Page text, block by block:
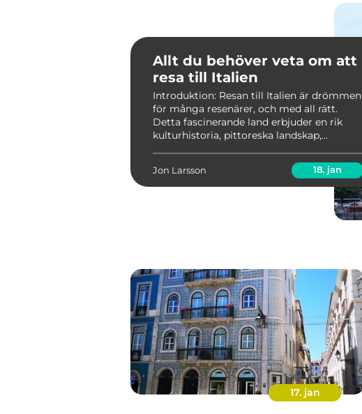
Allt du behöver veta om att
resa till Italien
Introduktion: Resan till Italien är drömmen
för många resenärer, och med all rätt.
Detta fascinerande land erbjuder en rik
kulturhistoria, pittoreska landskap,
atmosfär. I denna artikel kommer vi att ge
dig en ...
Jon Larsson 18. jan
17. jan